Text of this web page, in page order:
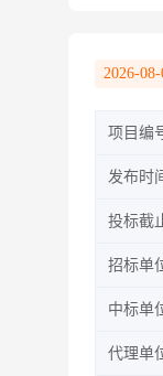
2026-
项目编
发布时
投标截
招标单
中标单
代理单